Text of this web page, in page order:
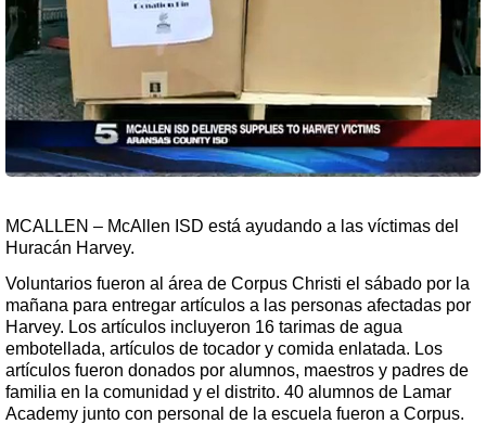
MCALLEN – McAllen ISD está ayudando a las víctimas del
Huracán Harvey.
Voluntarios fueron al área de Corpus Christi el sábado por la
mañana para entregar artículos a las personas afectadas por
Harvey. Los artículos incluyeron 16 tarimas de agua
embotellada, artículos de tocador y comida enlatada. Los
artículos fueron donados por alumnos, maestros y padres de
familia en la comunidad y el distrito. 40 alumnos de Lamar
Academy junto con personal de la escuela fueron a Corpus.